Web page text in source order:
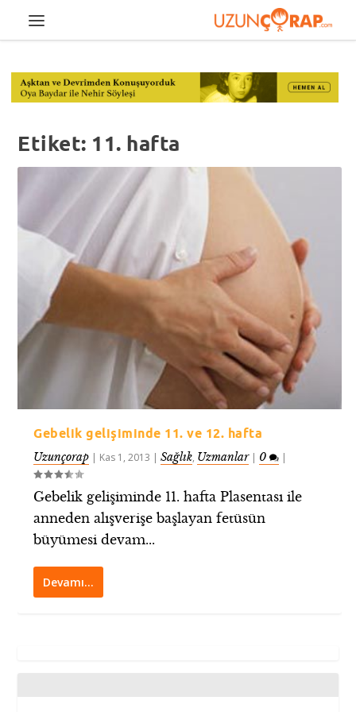
Etiket: 11. hafta
Gebelik gelişiminde 11. ve 12. hafta
Uzunçorap | Kas 1, 2013 |Sağlık, Uzmanlar| 0 |
Gebelik gelişiminde 11. hafta Plasentası ile
anneden alışverişe başlayan fetüsün
büyümesi devam...
Devamı…